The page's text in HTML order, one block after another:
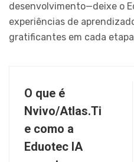
desenvolvimento—deixe o
experiências de
gratificantes em cada
O que é
Nvivo/Atlas.Ti
e como a
Eduotec IA